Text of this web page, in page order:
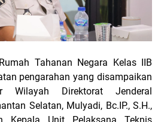
Tahanan Negara Kelas IIB
pengarahan yang disampaikan
Wilayah Direktorat Jenderal
Selatan, Mulyadi, Bc.IP., S.H.,